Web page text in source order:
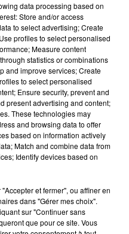
data processing based on
Store and/or access
to select advertising; Create
profiles to select personalised
Measure content
statistics or combinations
and improve services; Create
to select personalised
Ensure security, prevent and
present advertising and content;
These technologies may
and browsing data to offer
based on information actively
Match and combine data from
Identify devices based on
et fermer", ou affiner en
dans "Gérer mes choix".
sur "Continuer sans
que pour ce site. Vous